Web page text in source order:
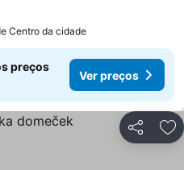
Centro da cidade
preços
Ver preços
Partilhar